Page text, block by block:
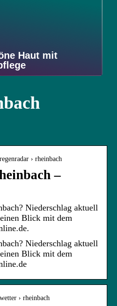
Haut mit
› rheinbach
–
Niederschlag aktuell
Blick mit dem
Niederschlag aktuell
Blick mit dem
› rheinbach